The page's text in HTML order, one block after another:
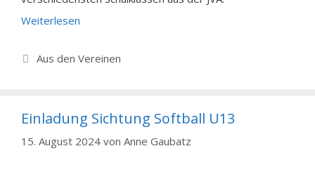
Weiterlesen
Kategorien
Aus den Vereinen
Einladung Sichtung Softball U13
15. August 2024 von Anne Gaubatz